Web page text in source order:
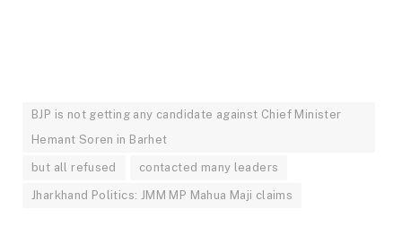
BJP is not getting any candidate against Chief Minister
Hemant Soren in Barhet
but all refused contacted many leaders
Jharkhand Politics: JMM MP Mahua Maji claims